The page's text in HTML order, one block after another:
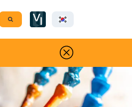
Show submenu for